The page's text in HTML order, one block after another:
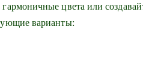
цвета или
варианты: